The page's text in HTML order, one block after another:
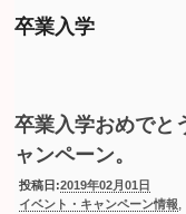
卒業入学
卒業入学おめでと
ャンペーン。
投稿日:2019年02月01日
イベント・キャンペーン情報,